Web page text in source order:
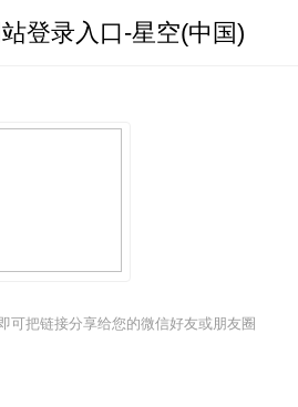
站登录入口
登录入口-星空(中国)
可把链接分享给您的微信好友或朋友圈